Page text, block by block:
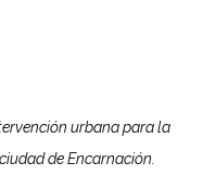
urbana para la
de Encarnación.